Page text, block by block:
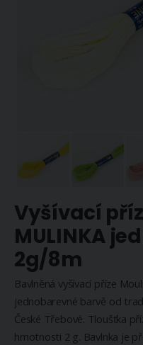
na
začátek
galerie
s
obrázky
Vyšívací
MULINKA
2g/8m
Bavlněná vyšívací příze
jednobarevné barvě od
České Třebové. Tloušťka
hmotnosti 2 g. Bavlnka je